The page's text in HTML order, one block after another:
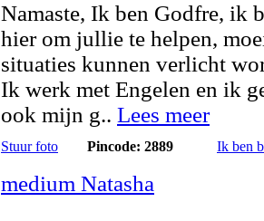
Namaste, Ik ben Godfre, ik
hier om jullie te helpen,
situaties kunnen verlicht
Ik werk met Engelen en ik
ook mijn g.. Lees meer
Stuur foto Pincode: 2889 Ik ben
medium Natasha